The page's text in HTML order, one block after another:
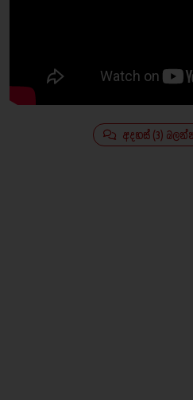
අදහස් (3)